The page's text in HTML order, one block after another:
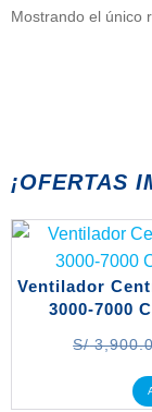
Mostrando el único
¡OFERTAS
Ventilador
3000-7000
S/